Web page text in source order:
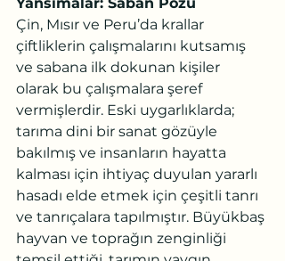
Çin, Mısır ve Peru’da krallar
çiftliklerin çalışmalarını kutsamış
ve sabana ilk dokunan kişiler
olarak bu çalışmalara şeref
vermişlerdir. Eski uygarlıklarda;
tarıma dini bir sanat gözüyle
bakılmış ve insanların hayatta
kalması için ihtiyaç duyulan yararlı
hasadı elde etmek için çeşitli tanrı
ve tanrıçalara tapılmıştır. Büyükbaş
hayvan ve toprağın zenginliği